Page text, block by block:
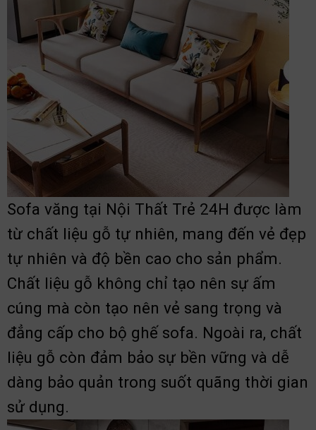
Sofa văng tại Nội Thất Trẻ 24H được làm
từ chất liệu gỗ tự nhiên, mang đến vẻ đẹp
tự nhiên và độ bền cao cho sản phẩm.
Chất liệu gỗ không chỉ tạo nên sự ấm
cúng mà còn tạo nên vẻ sang trọng và
đẳng cấp cho bộ ghế sofa. Ngoài ra, chất
liệu gỗ còn đảm bảo sự bền vững và dễ
dàng bảo quản trong suốt quãng thời gian
sử dụng.